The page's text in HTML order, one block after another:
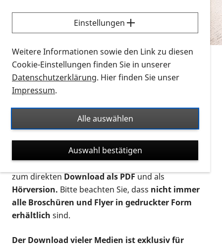
Sie möchten wissen, wie Sie nach Infonmaterial
suchen und dieses bestellen bzw. herunterladen
können? Schauen Sie sich dieErklärvideos zum
Thema Infomaterial auf der PRO RETINA-Website
für blinde und sehbehinderte Menschen an.
Auf dieser Seite finden Sie sämtliches Infomaterial
Ort. Nutzen Sie den Formatfilter, um ausschließlich
nach Flyern und Broschüren, Audios oder Videos zu
suchen. Die meisten Flyer und Broschüren werden in
verschiedenen Formaten angeboten: zur
postalischen Bestellung als gedruckte Variante
zum direktenDownload als PDFund als
Hörversion. Bitte beachten Sie, dass nicht immer
alle Broschüren und Flyer in gedruckter Form
erhältlich sind.
Der Download vieler Medien ist exklusiv für
Einstellungen
Weitere Informationen sowie den Link zu diesen
Cookie-Einstellungen finden Sie in unserer
Datenschutzerklärung. Hier finden Sie unser
Impressum.
Alle auswählen
Auswahl bestätigen